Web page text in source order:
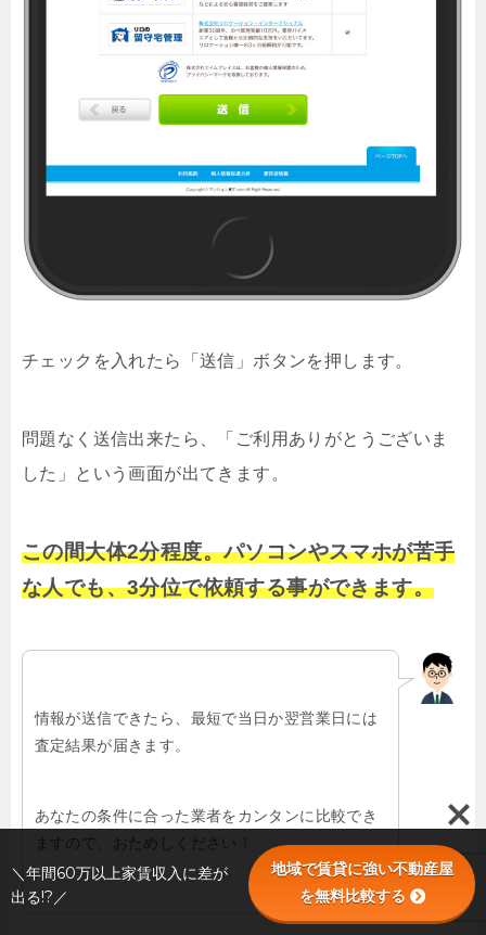
チェックを入れたら「送信」ボタンを押します。
問題なく送信出来たら、「ご利用ありがとうございま
した」という画面が出てきます。
この間大体2分程度。パソコンやスマホが苦手
な人でも、3分位で依頼する事ができます。
情報が送信できたら、最短で当日か翌営業日には
査定結果が届きます。
あなたの条件に合った業者をカンタンに比較でき
ますので、おためしください！
＼年間60万以上家賃収入に差が
出る!?／
地域で賃貸に強い不動産屋
を無料比較する